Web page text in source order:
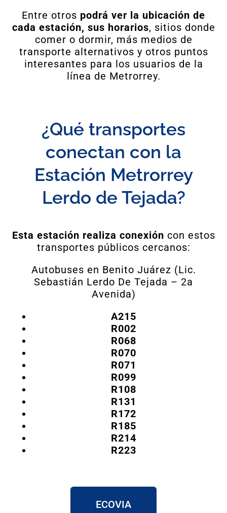
Entre otros podrá ver la ubicación de
cada estación, sus horarios, sitios donde
comer o dormir, más medios de
transporte alternativos y otros puntos
interesantes para los usuarios de la
línea de Metrorrey.
¿Qué transportes
conectan con la
Estación Metrorrey
Lerdo de Tejada?
Esta estación realiza conexión con estos
transportes públicos cercanos:
Autobuses en Benito Juárez (Lic.
Sebastián Lerdo De Tejada – 2a
Avenida)
A215
R002
R068
R070
R071
R099
R108
R131
R172
R185
R214
R223
ECOVIA